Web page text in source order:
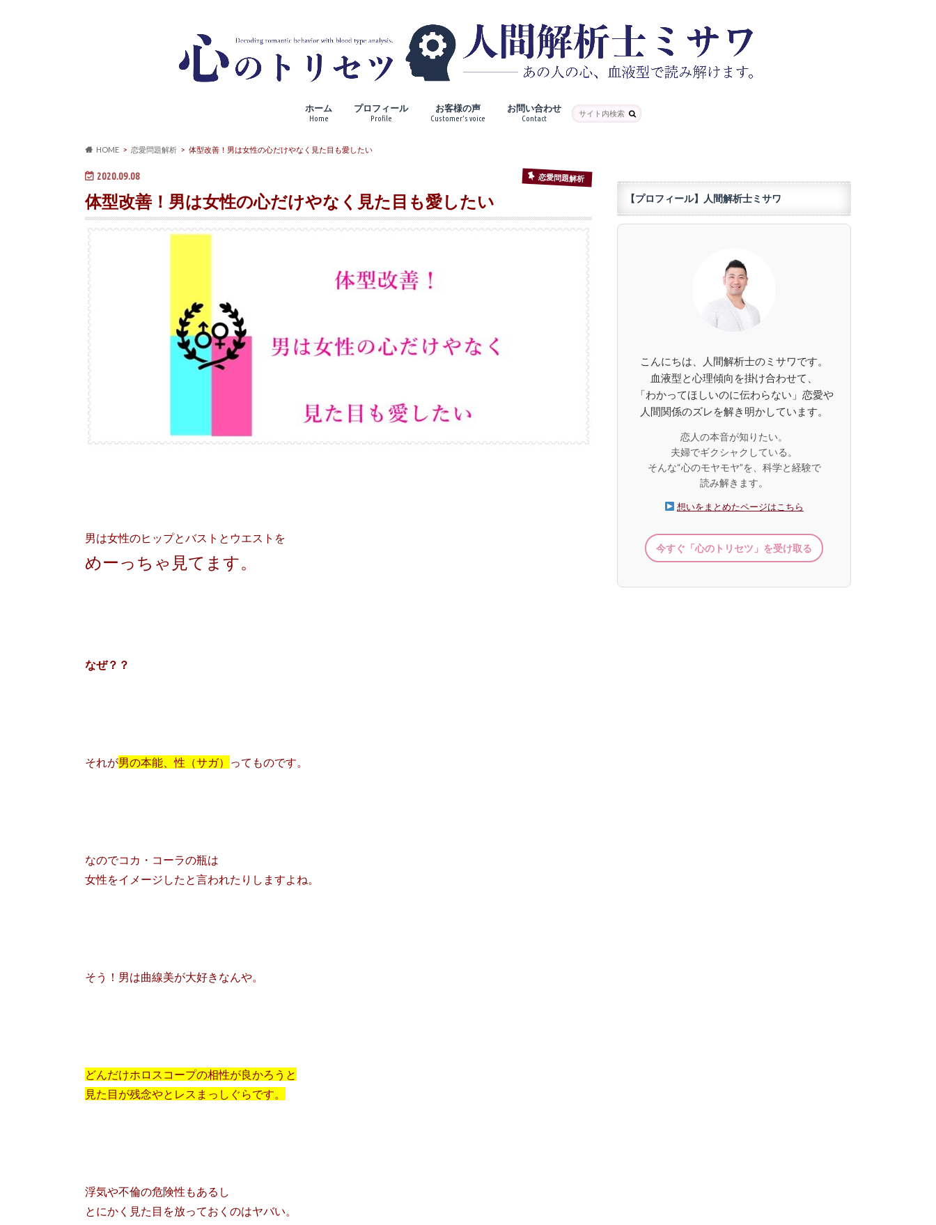
ホーム
Home
プロフィール
Profile
お客様の声
Customer’s voice
お問い合わせ
Contact
HOME 恋愛問題解析 体型改善！男は女性の心だけやなく見た目も愛したい
2020.09.08 恋愛問題解析
体型改善！男は女性の心だけやなく見た目も愛したい
男は女性のヒップとバストとウエストを
めーっちゃ見てます。
なぜ？？
それが男の本能、性（サガ） ってものです。
なのでコカ・コーラの瓶は
女性をイメージしたと言われたりしますよね。
そう！男は曲線美が大好きなんや。
どんだけホロスコープの相性が良かろうと
見た目が残念やとレスまっしぐらです。
浮気や不倫の危険性もあるし
とにかく見た目を放っておくのはヤバい。
【プロフィール】人間解析士ミサワ
こんにちは、人間解析士のミサワです。
血液型と心理傾向を掛け合わせて、
「わかってほしいのに伝わらない」恋愛や
人間関係のズレを解き明かしています。
恋人の本音が知りたい。
夫婦でギクシャクしている。
そんな“心のモヤモヤ”を、科学と経験で
読み解きます。
想いをまとめたページはこちら
今すぐ「心のトリセツ」を受け取る